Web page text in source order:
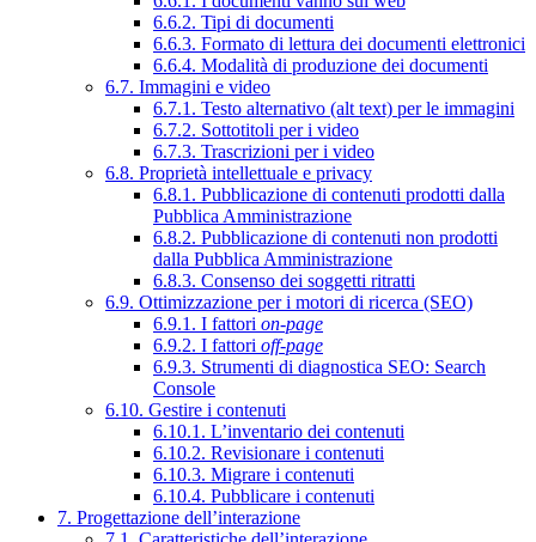
6.6.2. Tipi di documenti
6.6.3. Formato di lettura dei documenti elettronici
6.6.4. Modalità di produzione dei documenti
6.7. Immagini e video
6.7.1. Testo alternativo (alt text) per le immagini
6.7.2. Sottotitoli per i video
6.7.3. Trascrizioni per i video
6.8. Proprietà intellettuale e privacy
6.8.1. Pubblicazione di contenuti prodotti dalla
Pubblica Amministrazione
6.8.2. Pubblicazione di contenuti non prodotti
dalla Pubblica Amministrazione
6.8.3. Consenso dei soggetti ritratti
6.9. Ottimizzazione per i motori di ricerca (SEO)
6.9.1. I fattori on-page
6.9.2. I fattori off-page
6.9.3. Strumenti di diagnostica SEO: Search
Console
6.10. Gestire i contenuti
6.10.1. L’inventario dei contenuti
6.10.2. Revisionare i contenuti
6.10.3. Migrare i contenuti
6.10.4. Pubblicare i contenuti
7. Progettazione dell’interazione